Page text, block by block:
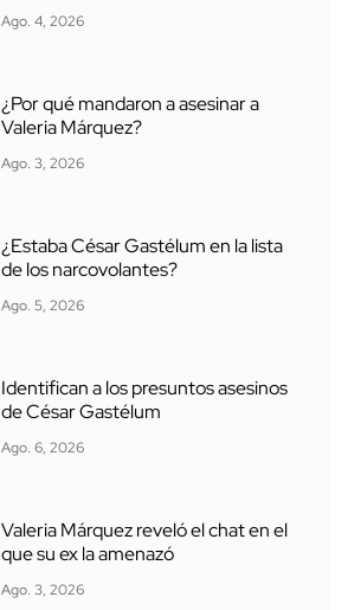
Ago. 4, 2026
¿Por qué mandaron a asesinar a
Valeria Márquez?
Ago. 3, 2026
¿Estaba César Gastélum en la lista
de los narcovolantes?
Ago. 5, 2026
Identifican a los presuntos asesinos
de César Gastélum
Ago. 6, 2026
Valeria Márquez reveló el chat en el
que su ex la amenazó
Ago. 3, 2026